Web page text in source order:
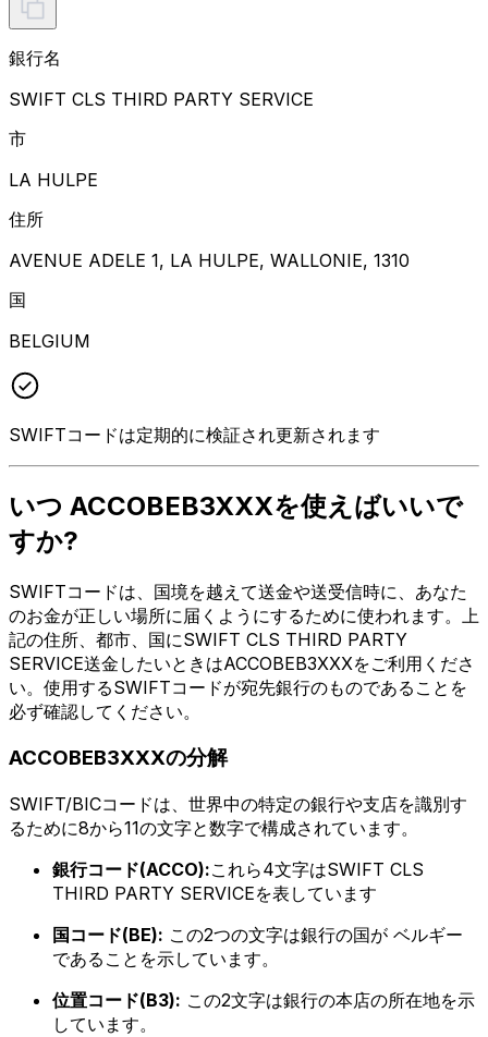
銀行名
SWIFT CLS THIRD PARTY SERVICE
市
LA HULPE
住所
AVENUE ADELE 1, LA HULPE, WALLONIE, 1310
国
BELGIUM
SWIFTコードは定期的に検証され更新されます
いつ ACCOBEB3XXXを使えばいいで
すか?
SWIFTコードは、国境を越えて送金や送受信時に、あなた
のお金が正しい場所に届くようにするために使われます。上
記の住所、都市、国にSWIFT CLS THIRD PARTY
SERVICE送金したいときはACCOBEB3XXXをご利用くださ
い。使用するSWIFTコードが宛先銀行のものであることを
必ず確認してください。
ACCOBEB3XXXの分解
SWIFT/BICコードは、世界中の特定の銀行や支店を識別す
るために8から11の文字と数字で構成されています。
銀行コード(ACCO):これら4文字はSWIFT CLS
THIRD PARTY SERVICEを表しています
国コード(BE): この2つの文字は銀行の国が ベルギー
であることを示しています。
位置コード(B3): この2文字は銀行の本店の所在地を示
しています。